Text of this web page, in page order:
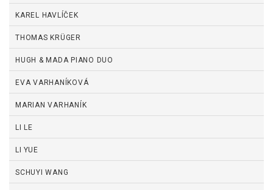
KAREL HAVLÍČEK
THOMAS KRÜGER
HUGH & MADA PIANO DUO
EVA VARHANÍKOVÁ
MARIAN VARHANÍK
LI LE
LI YUE
SCHUYI WANG